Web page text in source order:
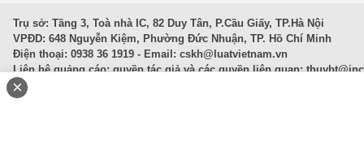
Trụ sở: Tầng 3, Toà nhà IC, 82 Duy Tân, P.Cầu Giấy, TP.Hà Nội
VPĐD: 648 Nguyễn Kiệm, Phường Đức Nhuận, TP. Hồ Chí Minh
Điện thoại: 0938 36 1919 - Email: cskh@luatvietnam.vn
Liên hệ quảng cáo; quyền tác giả và các quyền liên quan:
Văn Bản Pháp Luật
×